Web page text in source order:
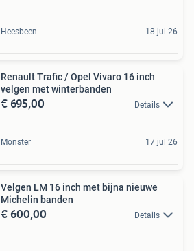
Heesbeen 18 jul 26
Renault Trafic / Opel Vivaro 16 inch
velgen met winterbanden
€ 695,00 Details
Monster 17 jul 26
Velgen LM 16 inch met bijna nieuwe
Michelin banden
€ 600,00 Details